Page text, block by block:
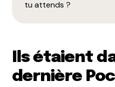
tu attends ?
Ils étaient
dernière